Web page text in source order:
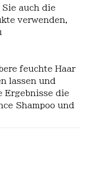
auch die
verwenden,
feuchte Haar
lassen und
Ergebnisse die
Shampoo und